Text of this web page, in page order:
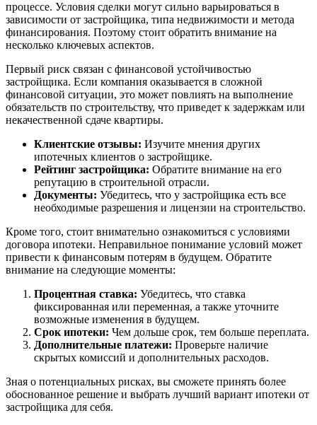
процессе. Условия сделки могут сильно варьироваться в
зависимости от застройщика, типа недвижимости и метода
финансирования. Поэтому стоит обратить внимание на
несколько ключевых аспектов.
Первый риск связан с финансовой устойчивостью
застройщика. Если компания оказывается в сложной
финансовой ситуации, это может повлиять на выполнение
обязательств по строительству, что приведет к задержкам или
некачественной сдаче квартиры.
Клиентские отзывы: Изучите мнения других
ипотечных клиентов о застройщике.
Рейтинг застройщика: Обратите внимание на его
репутацию в строительной отрасли.
Документы: Убедитесь, что у застройщика есть все
необходимые разрешения и лицензии на строительство.
Кроме того, стоит внимательно ознакомиться с условиями
договора ипотеки. Неправильное понимание условий может
привести к финансовым потерям в будущем. Обратите
внимание на следующие моменты:
Процентная ставка: Убедитесь, что ставка
фиксированная или переменная, а также уточните
возможные изменения в будущем.
Срок ипотеки: Чем дольше срок, тем больше переплата.
Дополнительные платежи: Проверьте наличие
скрытых комиссий и дополнительных расходов.
Зная о потенциальных рисках, вы сможете принять более
обоснованное решение и выбрать лучший вариант ипотеки от
застройщика для себя.